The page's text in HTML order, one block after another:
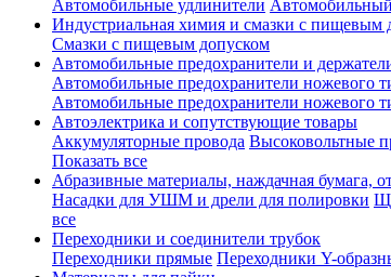
Автомобильные удлинители
Индустриальная химия и смазки с пищевым
Смазки с пищевым допуском
Автомобильные предохранители и
Автомобильные предохранители ножевого
Автомобильные предохранители ножевого
Автоэлектрика и сопутствующие товары
Аккумуляторные провода Высоковольтные
Показать все
Абразивные материалы, наждачная бумага,
Насадки для УШМ и дрели для полировки
все
Переходники и соединители трубок
Переходники прямые Переходники Y-